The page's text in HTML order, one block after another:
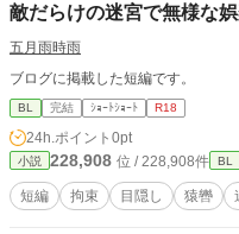
敵だらけの迷宮で無様な
五月雨時雨
ブログに掲載した短編です。
BL 完結 ｼｮｰﾄｼｮｰﾄ R18
24h.ポイント 0pt
小説 228,908 位 / 228,908件 BL
短編 拘束 目隠し 猿轡